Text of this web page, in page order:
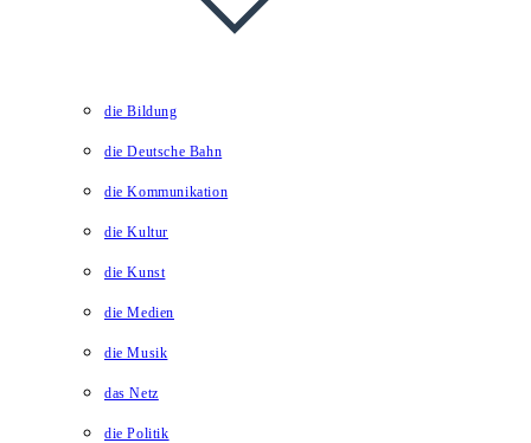
die Bildung
die Deutsche Bahn
die Kommunikation
die Kultur
die Kunst
die Medien
die Musik
das Netz
die Politik